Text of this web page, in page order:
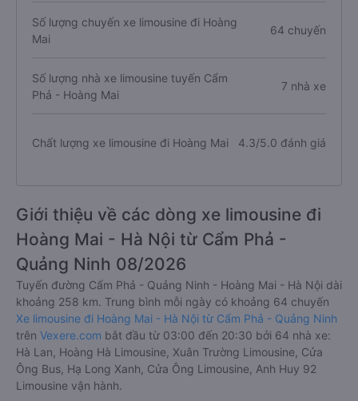
Số lượng chuyến xe limousine đi Hoàng
Mai
64 chuyến
Số lượng nhà xe limousine tuyến Cẩm
Phả - Hoàng Mai
7 nhà xe
Chất lượng xe limousine đi Hoàng Mai 4.3/5.0 đánh giá
Giới thiệu về các dòng xe limousine đi
Hoàng Mai - Hà Nội từ Cẩm Phả -
Quảng Ninh 08/2026
Tuyến đường Cẩm Phả - Quảng Ninh - Hoàng Mai - Hà Nội dài
khoảng 258 km. Trung bình mỗi ngày có khoảng 64 chuyến
Xe limousine đi Hoàng Mai - Hà Nội từ Cẩm Phả - Quảng Ninh
trên Vexere.com bắt đầu từ 03:00 đến 20:30 bởi 64 nhà xe:
Hà Lan, Hoàng Hà Limousine, Xuân Trường Limousine, Cửa
Ông Bus, Hạ Long Xanh, Cửa Ông Limousine, Anh Huy 92
Limousine vận hành.